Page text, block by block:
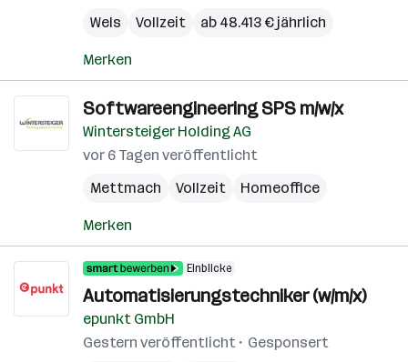
Wels Vollzeit ab 48.413 € jährlich
Merken
Softwareengineering SPS m/w/x
Wintersteiger Holding AG
vor 6 Tagen veröffentlicht
Mettmach
Vollzeit Homeoffice
Merken
Einblicke
Automatisierungstechniker (w/m/x)
epunkt GmbH
Gestern veröffentlicht
Gesponsert